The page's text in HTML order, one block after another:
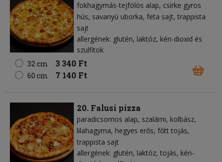
fokhagymás-tejfölös alap csirke gyros
hús savanyú uborka feta sajt trappista
sajt
allergének: glutén, laktóz, kén-dioxid és
szulfitok
32 cm
3 340 Ft
60 cm 7 140 Ft
20. Falusi pizza
paradicsomos alap szalámi kolbász
lilahagyma hegyes erős főtt tojás
trappista sajt
allergének: glutén, laktóz, tojás, kén-